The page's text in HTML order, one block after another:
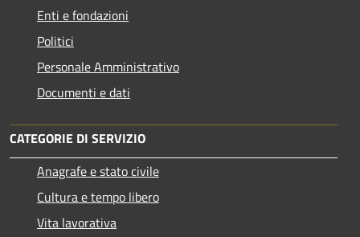
Enti e fondazioni
Politici
Personale Amministrativo
Documenti e dati
CATEGORIE DI SERVIZIO
Anagrafe e stato civile
Cultura e tempo libero
Vita lavorativa